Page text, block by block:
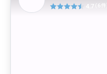
4.7 (6